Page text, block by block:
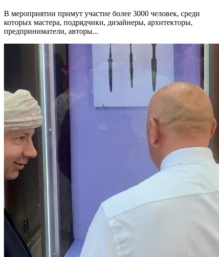
В мероприятии примут участие более 3000 человек, среди
которых мастера, подрядчики, дизайнеры, архитекторы,
предприниматели, авторы...